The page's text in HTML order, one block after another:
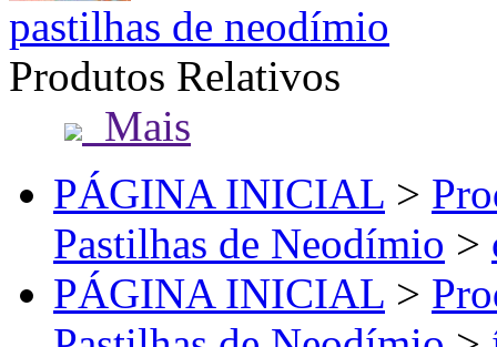
pastilhas de neodímio
Produtos Relativos
Mais
PÁGINA INICIAL >
Pastilhas de Neodímio >
PÁGINA INICIAL >